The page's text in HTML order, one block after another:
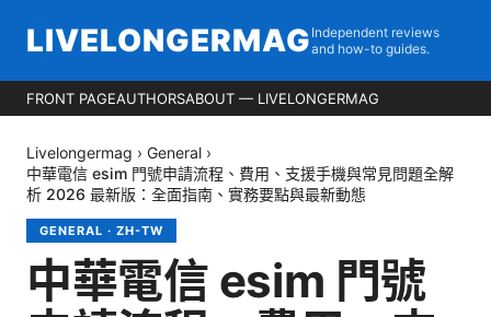
LIVELONGERMAG Independent reviews
and how-to guides.
FRONT PAGEAUTHORSABOUT — LIVELONGERMAG
Livelongermag › General ›
中華電信 esim 門號申請流程、費用、支援手機與常見問題全解
析 2026 最新版：全面指南、實務要點與最新動態
GENERAL · ZH-TW
中華電信 esim 門號